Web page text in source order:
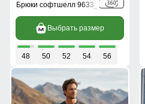
Брюки софтшелл 9633_1Ch
Выбрать размер
48 50 52 54 56